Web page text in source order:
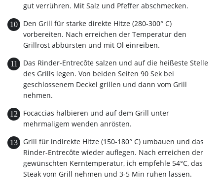
gut verrühren. Mit Salz und Pfeffer abschmecken.
Den Grill für starke direkte Hitze (280-300° C)
vorbereiten. Nach erreichen der Temperatur den
Grillrost abbürsten und mit Öl einreiben.
Das Rinder-Entrecôte salzen und auf die heißeste Stelle
des Grills legen. Von beiden Seiten 90 Sek bei
geschlossenem Deckel grillen und dann vom Grill
nehmen.
Focaccias halbieren und auf dem Grill unter
mehrmaligem wenden anrösten.
Grill für indirekte Hitze (150-180° C) umbauen und das
Rinder-Entrecôte wieder auflegen. Nach erreichen der
gewünschten Kerntemperatur, ich empfehle 54°C, das
Steak vom Grill nehmen und 3-5 Min ruhen lassen.